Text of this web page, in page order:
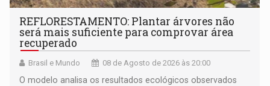
REFLORESTAMENTO: Plantar árvores não
será mais suficiente para comprovar área
recuperado
Brasil e Mundo 08 de Agosto de 2026 às 20:00
O modelo analisa os resultados ecológicos observados